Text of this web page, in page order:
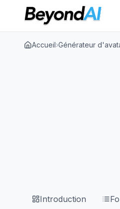
Accueil›Générateur
Introduction